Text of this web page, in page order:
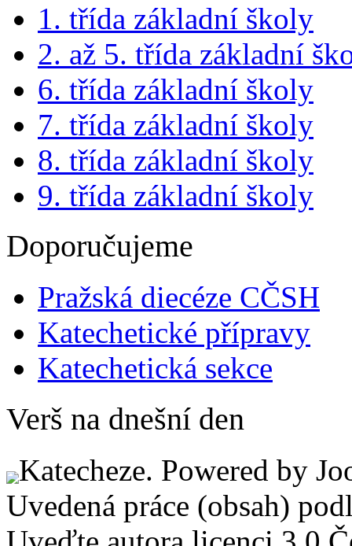
1. třída základní školy
2. až 5. třída základní
6. třída základní školy
7. třída základní školy
8. třída základní školy
9. třída základní školy
Doporučujeme
Pražská diecéze CČSH
Katechetické přípravy
Katechetická sekce
Verš na dnešní den
Katecheze. Powered by
Uvedená práce (obsah)